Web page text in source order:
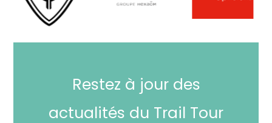
Restez à jour des
actualités du Trail Tour